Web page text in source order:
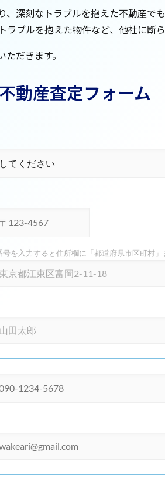
深刻なトラブルを抱えた不動産で
ブルを抱えた物件など、他社に断
だきます。
不動産査定フォーム
を入力すると住所欄に「都道府県市区町村」